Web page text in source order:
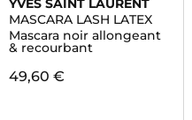
YVES SAINT LAURENT
MASCARA LASH LATEX
Mascara noir allongeant
& recourbant
49,60 €